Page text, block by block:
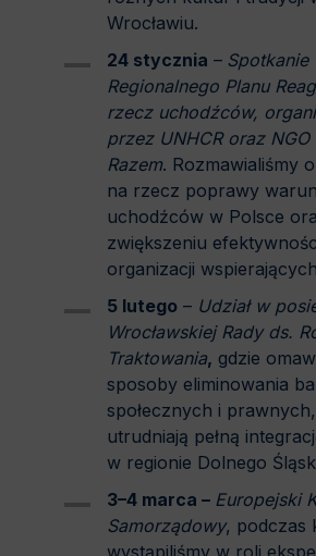
Wrocławiu.
24 stycznia – Spotkanie
Regionalnego Planu
rzecz uchodźców,
przez UNHCR oraz NGO
Razem. Rozmawialiśmy
na rzecz poprawy
uchodźców w Polsce
zwiększeniu
organizacji
5 lutego – Udział w
Wrocławskiej Rady ds.
Traktowania, gdzie
sposoby eliminowania
społecznych i
utrudniają pełną
w regionie Dolnego
3–4 marca – Europejski
Samorządowy, podczas
wystąpiliśmy w roli